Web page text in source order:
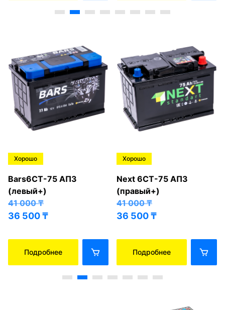
Хорошо
Bars6СТ-75 АПЗ
(левый+)
41 000₸
36 500₸
Подробнее
Хорошо
Next 6СТ-75 АПЗ
(правый+)
41 000₸
36 500₸
Подробнее